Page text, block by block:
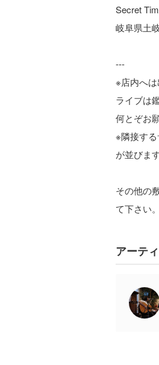
Secret
岐阜県土
---
※店内へ
ライブは
何とぞお
※隣接す
が並びます
その他の
て下さい。
アーテ